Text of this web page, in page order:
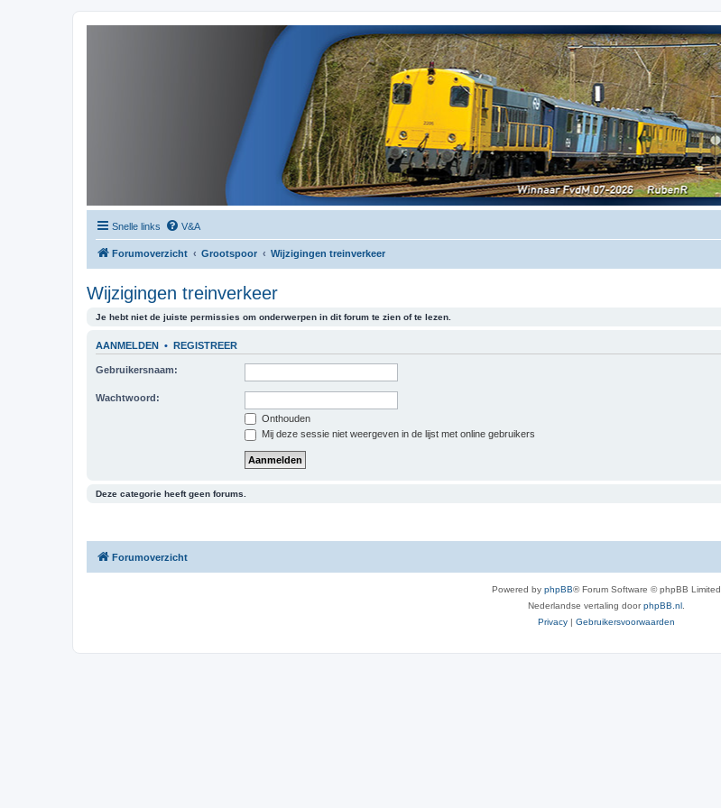
Snelle links V&A
Forumoverzicht Grootspoor Wijzigingen treinverkeer
Wijzigingen treinverkeer
Je hebt niet de juiste permissies om onderwerpen in dit forum te zien of te lezen.
AANMELDEN • REGISTREER
Gebruikersnaam:
Wachtwoord:
Onthouden
Mij deze sessie niet weergeven in de lijst met online gebruikers
Deze categorie heeft geen forums.
Forumoverzicht
Powered by phpBB® Forum Software © phpBB Limited
Nederlandse vertaling doorphpBB.nl
Privacy | Gebruikersvoorwaarden